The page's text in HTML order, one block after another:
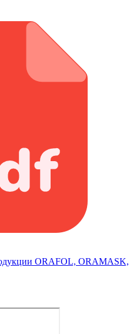
ORAFOL, ORAMASK,